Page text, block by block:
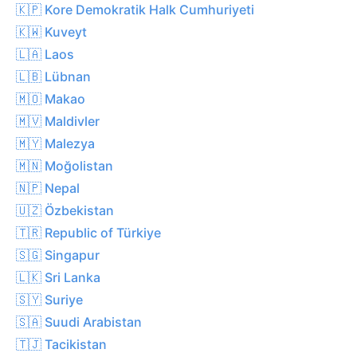
🇰🇵 Kore Demokratik Halk Cumhuriyeti
🇰🇼 Kuveyt
🇱🇦 Laos
🇱🇧 Lübnan
🇲🇴 Makao
🇲🇻 Maldivler
🇲🇾 Malezya
🇲🇳 Moğolistan
🇳🇵 Nepal
🇺🇿 Özbekistan
🇹🇷 Republic of Türkiye
🇸🇬 Singapur
🇱🇰 Sri Lanka
🇸🇾 Suriye
🇸🇦 Suudi Arabistan
🇹🇯 Tacikistan